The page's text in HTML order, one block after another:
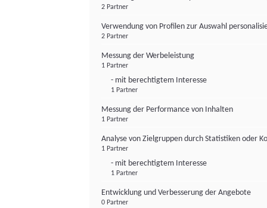
2 Partner
Verwendung von Profilen zur Auswahl
2 Partner
Messung der Werbeleistung
1 Partner
- mit berechtigtem Interesse
1 Partner
Messung der Performance von Inhalten
1 Partner
Analyse von Zielgruppen durch Statistiken oder
1 Partner
- mit berechtigtem Interesse
1 Partner
Entwicklung und Verbesserung der Angebote
0 Partner